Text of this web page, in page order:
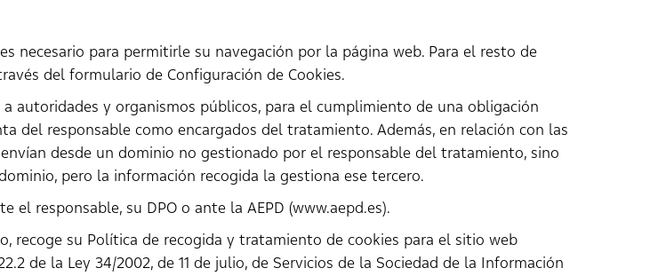
necesario para permitirle su navegación por la página web. Para el resto de
del formulario de Configuración de Cookies.
autoridades y organismos públicos, para el cumplimiento de una obligación
del responsable como encargados del tratamiento. Además, en relación con las
desde un dominio no gestionado por el responsable del tratamiento, sino
pero la información recogida la gestiona ese tercero.
el responsable, su DPO o ante la AEPD (www.aepd.es).
recoge su Política de recogida y tratamiento de cookies para el sitio web
de la Ley 34/2002, de 11 de julio, de Servicios de la Sociedad de la Información